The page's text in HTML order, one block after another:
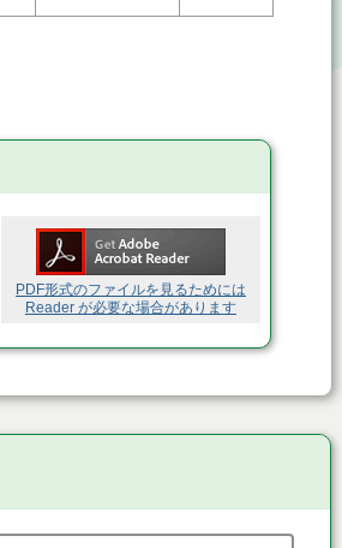
PDF形式のファイルを見るためには
Reader が必要な場合があります